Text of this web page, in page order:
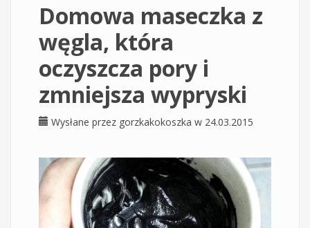
Domowa maseczka z
węgla, która
oczyszcza pory i
zmniejsza wypryski
Wysłane przez gorzkakokoszka w 24.03.2015